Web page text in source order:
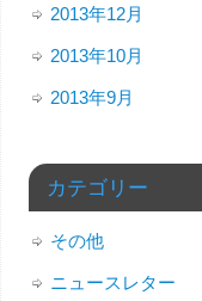
2013年12月
2013年10月
2013年9月
カテゴリー
その他
ニュースレター